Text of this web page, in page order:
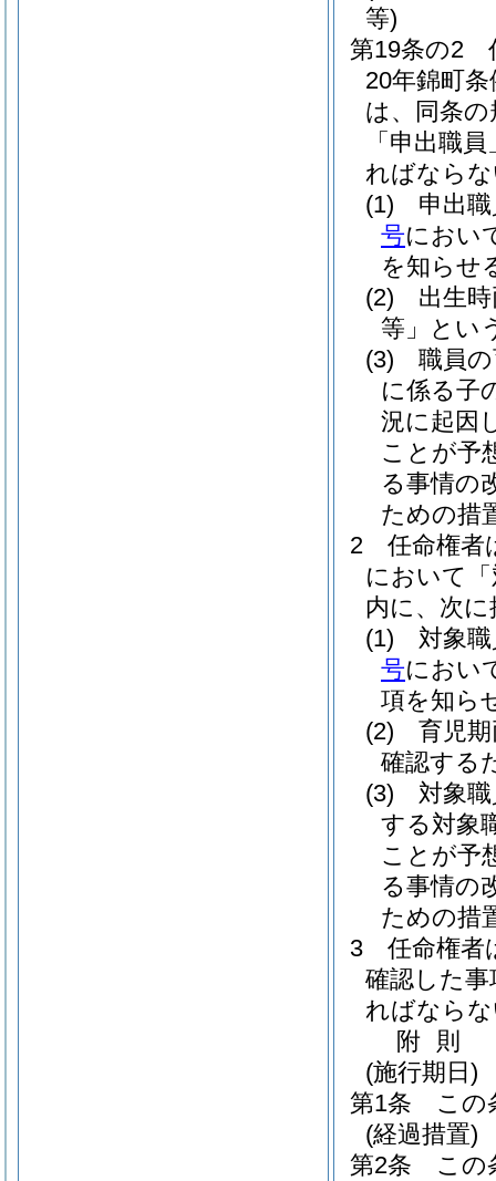
等)
第19条の2
20年錦町
は、同条
「申出職
ればなら
(1)
申出
号におい
を知らせ
(2)
出生
等」とい
(3)
職員
に係る子
況に起因
ことが予
る事情の
ための措
2
任命権者
において
内に、次
(1)
対象
号におい
項を知ら
(2)
育児
確認する
(3)
対象
する対象
ことが予
る事情の
ための措
3
任命権者
確認した
ればなら
附 則
(施行期日)
第1条
この
(経過措置)
第2条
この